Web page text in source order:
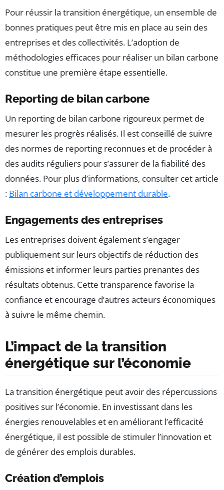
Pour réussir la transition énergétique, un ensemble de
bonnes pratiques peut être mis en place au sein des
entreprises et des collectivités. L’adoption de
méthodologies efficaces pour réaliser un bilan carbone
constitue une première étape essentielle.
Reporting de bilan carbone
Un reporting de bilan carbone rigoureux permet de
mesurer les progrès réalisés. Il est conseillé de suivre
des normes de reporting reconnues et de procéder à
des audits réguliers pour s’assurer de la fiabilité des
données. Pour plus d’informations, consulter cet article
: Bilan carbone et développement durable.
Engagements des entreprises
Les entreprises doivent également s’engager
publiquement sur leurs objectifs de réduction des
émissions et informer leurs parties prenantes des
résultats obtenus. Cette transparence favorise la
confiance et encourage d’autres acteurs économiques
à suivre le même chemin.
L’impact de la transition
énergétique sur l’économie
La transition énergétique peut avoir des répercussions
positives sur l’économie. En investissant dans les
énergies renouvelables et en améliorant l’efficacité
énergétique, il est possible de stimuler l’innovation et
de générer des emplois durables.
Création d’emplois